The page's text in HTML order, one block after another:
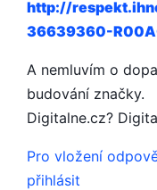
http://
36639360-
A nemluvím o
budování značky.
Digitalne.cz?
Pro vložení
přihlásit